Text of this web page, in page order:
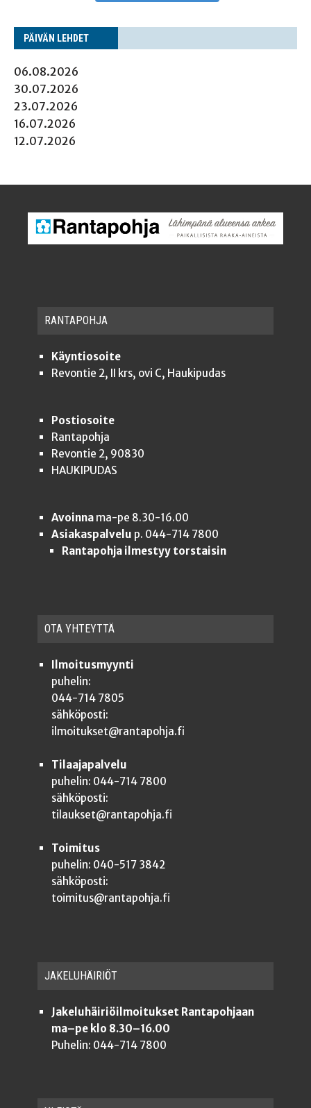
PÄI­VÄN LEHDET
06.08.2026
30.07.2026
23.07.2026
16.07.2026
12.07.2026
RAN­TA­POH­JA
Käyntiosoite
Revontie 2, II krs, ovi C, Haukipudas
Postiosoite
Rantapohja
Revontie 2, 90830
HAUKIPUDAS
Avoinnama-pe 8.30-16.00
Asiakaspalvelu p. 044-714 7800
Rantapohja ilmestyy torstaisin
OTA YHTEYT­TÄ
Ilmoitusmyynti
puhelin:
044-714 7805
sähköposti:
ilmoitukset@rantapohja.fi
Tilaajapalvelu
puhelin: 044-714 7800
sähköposti:
tilaukset@rantapohja.fi
Toimitus
puhelin: 040-517 3842
sähköposti:
toimitus@rantapohja.fi
JAKE­LU­HÄI­RIÖT
Jakeluhäiriöilmoitukset Rantapohjaan
ma–pe klo 8.30–16.00
Puhelin: 044-714 7800